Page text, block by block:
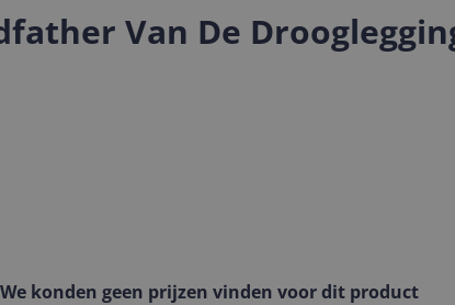
Er zijn geen categorieën gevonden.
Van De
We konden geen prijzen vinden voor dit product